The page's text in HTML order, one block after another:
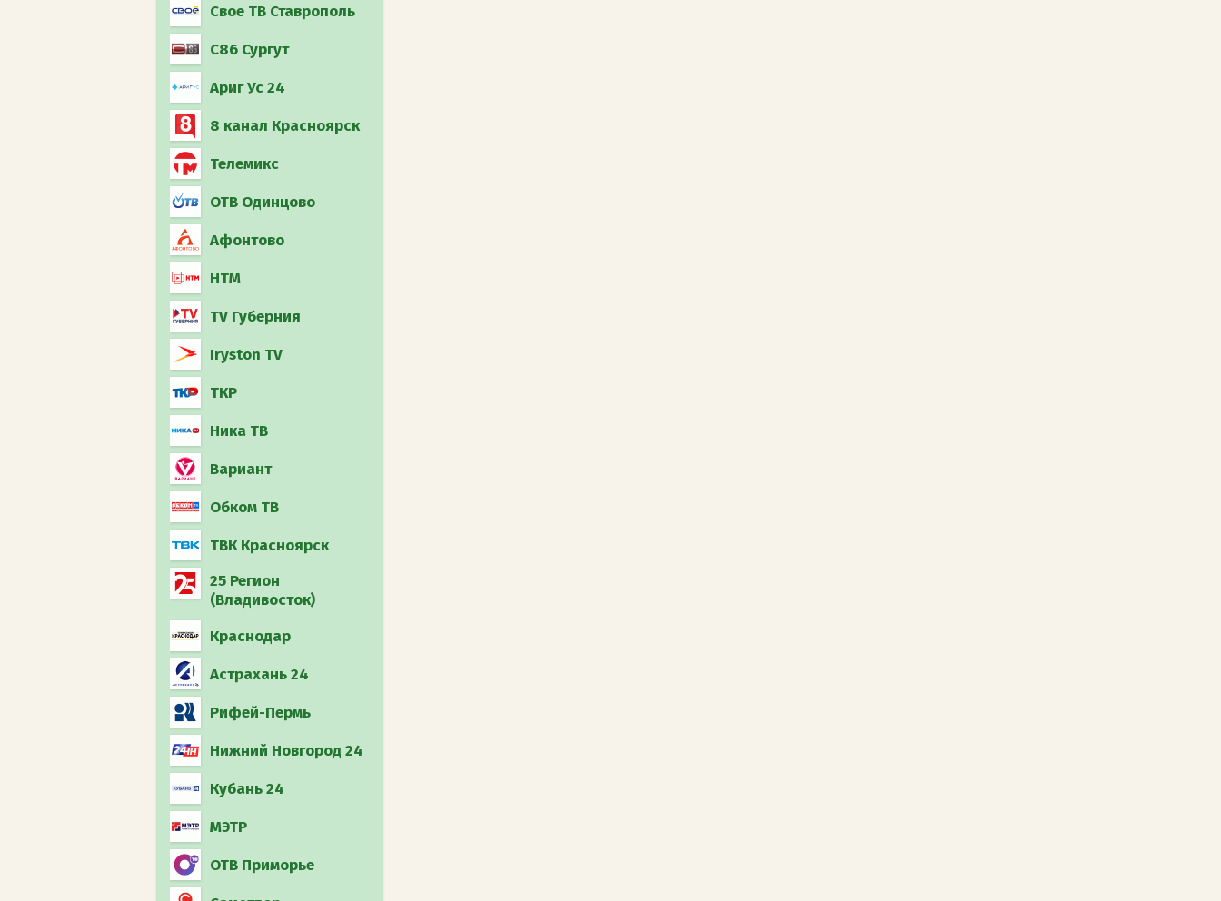
Свое ТВ Ставрополь
С86 Сургут
Ариг Ус 24
8 канал Красноярск
Телемикс
ОТВ Одинцово
Афонтово
НТМ
TV Губерния
Iryston TV
ТКР
Ника ТВ
Вариант
Обком ТВ
ТВК Красноярск
25 Регион
(Владивосток)
Краснодар
Астрахань 24
Рифей-Пермь
Нижний Новгород 24
Кубань 24
МЭТР
ОТВ Приморье